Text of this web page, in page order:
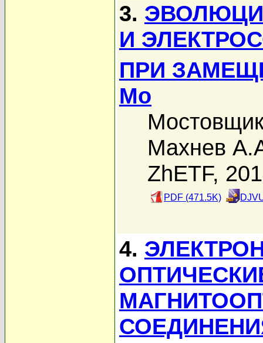
3.
И
ПРИ
Mo
Махнев
ZhETF,
PDF (471.5K)
4.